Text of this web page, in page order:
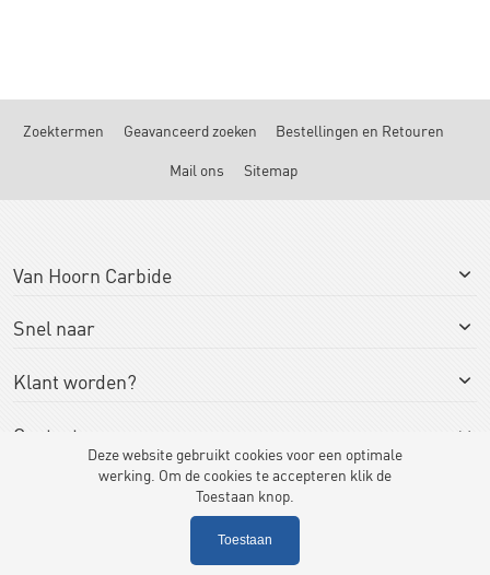
Zoektermen Geavanceerd zoeken
Bestellingen en Retouren
Mail ons
Sitemap
Van Hoorn Carbide
Snel naar
Klant worden?
Contact
© Van Hoorn Carbide
Deze website gebruikt cookies voor een optimale
werking. Om de cookies te accepteren klik de
Toestaan knop.
Toestaan